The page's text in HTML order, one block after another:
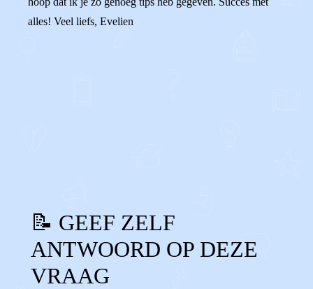
alles! Veel liefs, Evelien
📝 GEEF ZELF
ANTWOORD OP DEZE
VRAAG